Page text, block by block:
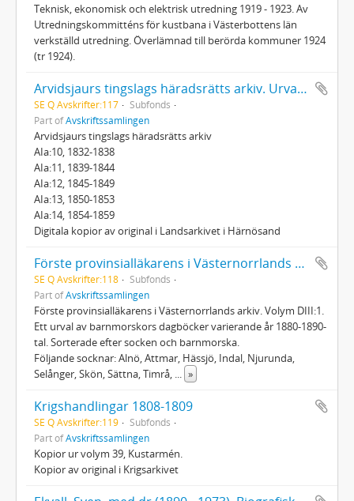
Teknisk, ekonomisk och elektrisk utredning 1919 - 1923. Av
Utredningskommitténs för kustbana i Västerbottens län
verkställd utredning. Överlämnad till berörda kommuner 1924
(tr 1924).
Arvidsjaurs tingslags häradsrätts arkiv. Urval av handlingar rörande lappskatteland
SE Q Avskrifter:117
Subfonds
Part ofAvskriftssamlingen
Arvidsjaurs tingslags häradsrätts arkiv
AIa:10, 1832-1838
AIa:11, 1839-1844
AIa:12, 1845-1849
AIa:13, 1850-1853
AIa:14, 1854-1859
Digitala kopior av original i Landsarkivet i Härnösand
Förste provinsialläkarens i Västernorrlands arkiv; Barnmorskedagböcker
SE Q Avskrifter:118
Subfonds
Part ofAvskriftssamlingen
Förste provinsialläkarens i Västernorrlands arkiv. Volym DIII:1.
Ett urval av barnmorskors dagböcker varierande år 1880-1890-
tal. Sorterade efter socken och barnmorska.
Följande socknar: Alnö, Attmar, Hässjö, Indal, Njurunda,
Selånger, Skön, Sättna, Timrå,
»
Krigshandlingar 1808-1809
SE Q Avskrifter:119
Subfonds
Part ofAvskriftssamlingen
Kopior ur volym 39, Kustarmén.
Kopior av original i Krigsarkivet